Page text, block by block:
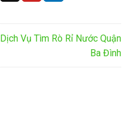
Dịch Vụ Tìm Rò Rỉ Nước Quận
Ba Đình